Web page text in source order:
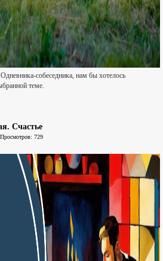
собеседника, нам бы хотелось
теме.
Счастье
Просмотров: 729